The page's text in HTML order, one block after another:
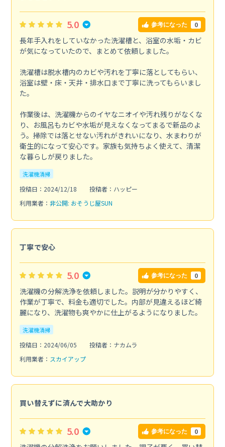
5.0 参考になった 0
長年手入れをしていなかった洗濯槽と、浴室の水垢・カビ
が気になっていたので、まとめて依頼しました。
洗濯槽は脱水槽内のカビや汚れを丁寧に落としてもらい、
浴室は壁・床・天井・排水口まで丁寧に洗ってもらいまし
た。
作業後は、洗濯機からのイヤなニオイや汚れ残りがなくな
り、お風呂もカビや水垢が見えなくなってまるで新品のよ
う。掃除では落とせない汚れがきれいになり、水まわりが
衛生的になって安心です。家族も気持ちよく使えて、清潔
な暮らしが戻りました。
洗濯機清掃
投稿日：2024/12/18
投稿者：ハッピー
利用業者： 非公開: おそうじ屋SUN
丁寧で安心
5.0 参考になった 0
洗濯機の分解洗浄を依頼しました。説明が分かりやすく、
作業が丁寧で、料金も適切でした。内部が見違えるほど綺
麗になり、洗濯物も爽やかに仕上がるようになりました。
洗濯機清掃
投稿日：2024/06/05
投稿者：ナカムラ
利用業者： スカイアップ
買い替えずに済んで大助かり
5.0 参考になった 0